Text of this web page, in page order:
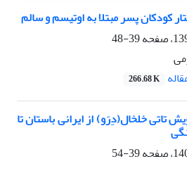
کودکان پسر مبتلا به اوتیسم و سالم
39-48
266.68 K
تاتی خلخال(دِرَو) از ایرانی باستان تا
39-54